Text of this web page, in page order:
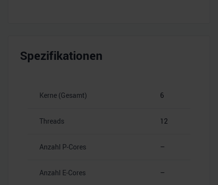
Spezifikationen
Kerne (Gesamt) 6
Threads 12
Anzahl P-Cores –
Anzahl E-Cores –